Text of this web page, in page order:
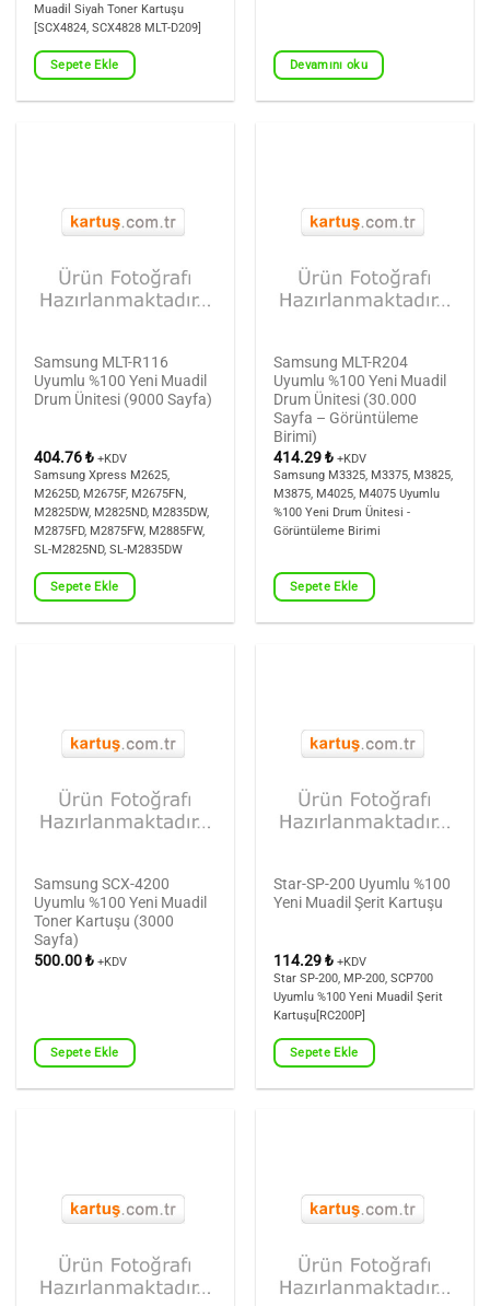
Muadil Siyah Toner Kartuşu
[SCX4824, SCX4828 MLT-D209]
Sepete Ekle Devamını oku
Samsung MLT-R116
Uyumlu %100 Yeni Muadil
Drum Ünitesi (9000 Sayfa)
404.76₺ +KDV
Samsung Xpress M2625,
M2625D, M2675F, M2675FN,
M2825DW, M2825ND, M2835DW,
M2875FD, M2875FW, M2885FW,
SL-M2825ND, SL-M2835DW
Sepete Ekle
Samsung MLT-R204
Uyumlu %100 Yeni Muadil
Drum Ünitesi (30.000
Sayfa – Görüntüleme
Birimi)
414.29₺ +KDV
Samsung M3325, M3375, M3825,
M3875, M4025, M4075 Uyumlu
%100 Yeni Drum Ünitesi -
Görüntüleme Birimi
Sepete Ekle
Samsung SCX-4200
Uyumlu %100 Yeni Muadil
Toner Kartuşu (3000
Sayfa)
500.00₺ +KDV
Sepete Ekle
Star-SP-200 Uyumlu %100
Yeni Muadil Şerit Kartuşu
114.29₺ +KDV
Star SP-200, MP-200, SCP700
Uyumlu %100 Yeni Muadil Şerit
Kartuşu[RC200P]
Sepete Ekle